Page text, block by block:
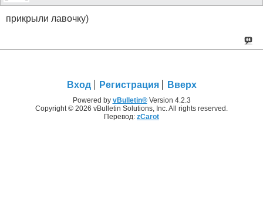
прикрыли лавочку)
Вход Регистрация Вверх
Powered by vBulletin®Version 4.2.3
Copyright © 2026 vBulletin Solutions, Inc. All rights reserved.
Перевод: zCarot